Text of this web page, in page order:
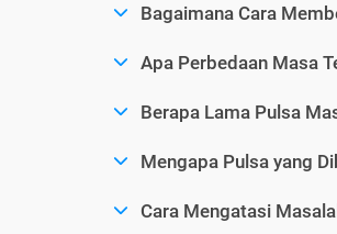
Bagaimana Cara
Apa Perbedaan Masa
Berapa Lama Pulsa
Mengapa Pulsa yang
Cara Mengatasi